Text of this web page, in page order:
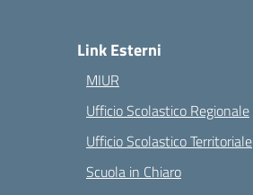
Link Esterni
MIUR
Ufficio Scolastico Regionale
Ufficio Scolastico Territoriale
Scuola in Chiaro